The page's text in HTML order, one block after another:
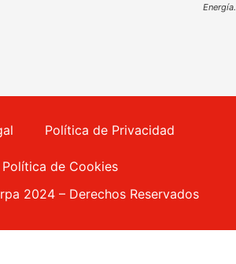
Energía.
Política de Privacidad
Política de Cookies
2024 – Derechos Reservados